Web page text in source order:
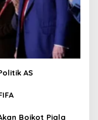
AS
Boikot Piala